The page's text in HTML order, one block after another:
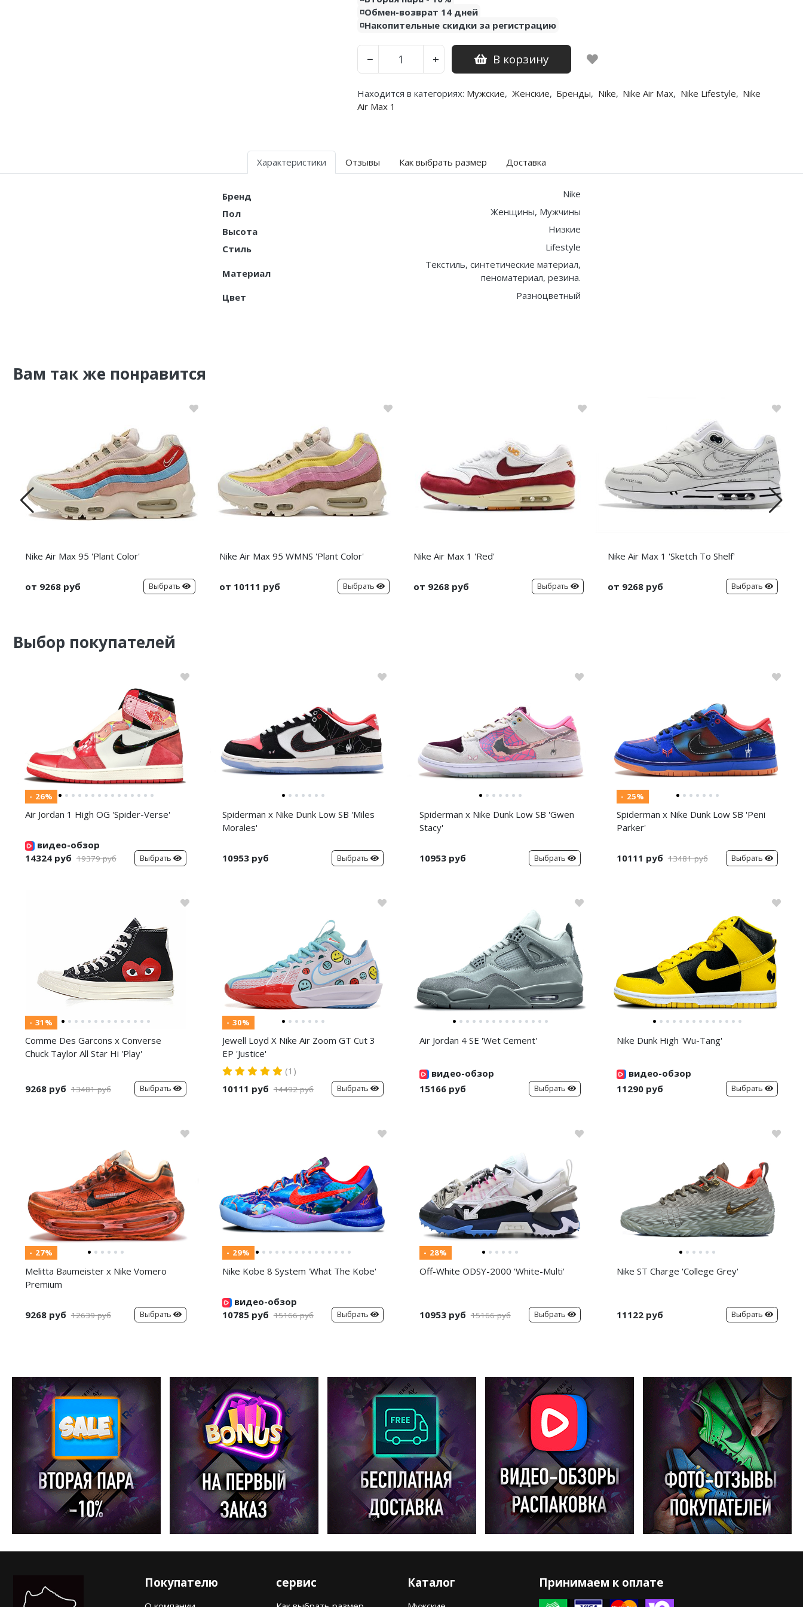
◽️Обмен-возврат 14 дней
◽️Накопительные скидки за регистрацию
− + В корзину
Находится в категориях: Мужские, Женские, Бренды, Nike, Nike Air Max, Nike Lifestyle, Nike
Air Max 1
Характеристики Отзывы Как выбрать размер Доставка
Бренд
Nike
Пол
Женщины, Мужчины
Высота
Низкие
Стиль
Lifestyle
Материал
Текстиль, синтетические материал,
пеноматериал, резина.
Цвет
Разноцветный
Вам так же понравится
Nike Air Max 95 'Plant Color'
от 9268 руб Выбрать
Nike Air Max 95 WMNS 'Plant Color'
от 10111 руб Выбрать
Nike Air Max 1 'Red'
от 9268 руб Выбрать
Nike Air Max 1 'Sketch To Shelf'
от 9268 руб Выбрать
Выбор покупателей
- 26%
Air Jordan 1 High OG 'Spider-Verse'
видео-обзор
14324 руб 19379 руб Выбрать
Spiderman x Nike Dunk Low SB 'Miles
Morales'
10953 руб Выбрать
Spiderman x Nike Dunk Low SB 'Gwen
Stacy'
10953 руб Выбрать
- 25%
Spiderman x Nike Dunk Low SB 'Peni
Parker'
10111 руб 13481 руб Выбрать
- 31%
Comme Des Garcons x Converse
Chuck Taylor All Star Hi 'Play'
9268 руб 13481 руб Выбрать
- 30%
Jewell Loyd X Nike Air Zoom GT Cut 3
EP 'Justice'
(1)
10111 руб 14492 руб Выбрать
Air Jordan 4 SE 'Wet Cement'
видео-обзор
15166 руб
Выбрать
Nike Dunk High 'Wu-Tang'
видео-обзор
11290 руб
Выбрать
- 27%
Melitta Baumeister x Nike Vomero
Premium
9268 руб 12639 руб Выбрать
- 29%
Nike Kobe 8 System 'What The Kobe'
видео-обзор
10785 руб 15166 руб Выбрать
- 28%
Off-White ODSY-2000 'White-Multi'
10953 руб 15166 руб Выбрать
Nike ST Charge 'College Grey'
11122 руб Выбрать
Покупателю сервис Каталог Принимаем к оплате